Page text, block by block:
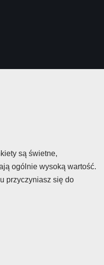
są świetne,
ogólnie wysoką wartość.
przyczyniasz się do